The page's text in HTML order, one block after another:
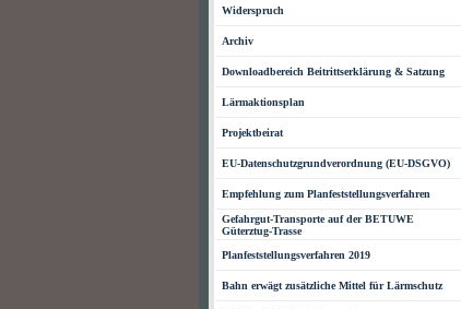
Widerspruch
Archiv
Downloadbereich Beitrittserklärung & Satzung
Lärmaktionsplan
Projektbeirat
EU-Datenschutzgrundverordnung (EU-DSGVO)
Empfehlung zum Planfeststellungsverfahren
Gefahrgut-Transporte auf der BETUWE
Güterztug-Trasse
Planfeststellungsverfahren 2019
Bahn erwägt zusätzliche Mittel für Lärmschutz